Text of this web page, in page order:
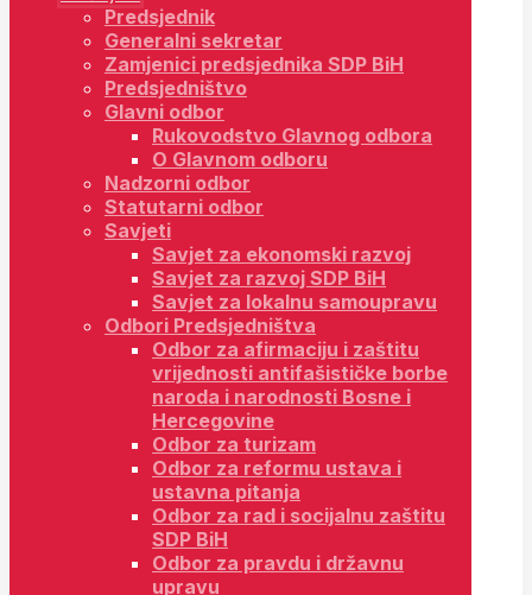
Predsjednik
Generalni sekretar
Zamjenici predsjednika SDP BiH
Predsjedništvo
Glavni odbor
Rukovodstvo Glavnog odbora
O Glavnom odboru
Nadzorni odbor
Statutarni odbor
Savjeti
Savjet za ekonomski razvoj
Savjet za razvoj SDP BiH
Savjet za lokalnu samoupravu
Odbori Predsjedništva
Odbor za afirmaciju i zaštitu
vrijednosti antifašističke borbe
naroda i narodnosti Bosne i
Hercegovine
Odbor za turizam
Odbor za reformu ustava i
ustavna pitanja
Odbor za rad i socijalnu zaštitu
SDP BiH
Odbor za pravdu i državnu
upravu